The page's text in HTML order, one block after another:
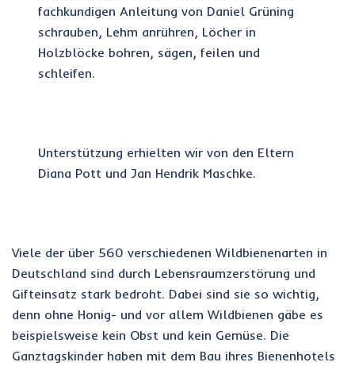
fachkundigen Anleitung von Daniel Grüning
schrauben, Lehm anrühren, Löcher in
Holzblöcke bohren, sägen, feilen und
schleifen.
Unterstützung erhielten wir von den Eltern
Diana Pott und Jan Hendrik Maschke.
Viele der über 560 verschiedenen Wildbienenarten in
Deutschland sind durch Lebensraumzerstörung und
Gifteinsatz stark bedroht. Dabei sind sie so wichtig,
denn ohne Honig- und vor allem Wildbienen gäbe es
beispielsweise kein Obst und kein Gemüse. Die
Ganztagskinder haben mit dem Bau ihres Bienenhotels